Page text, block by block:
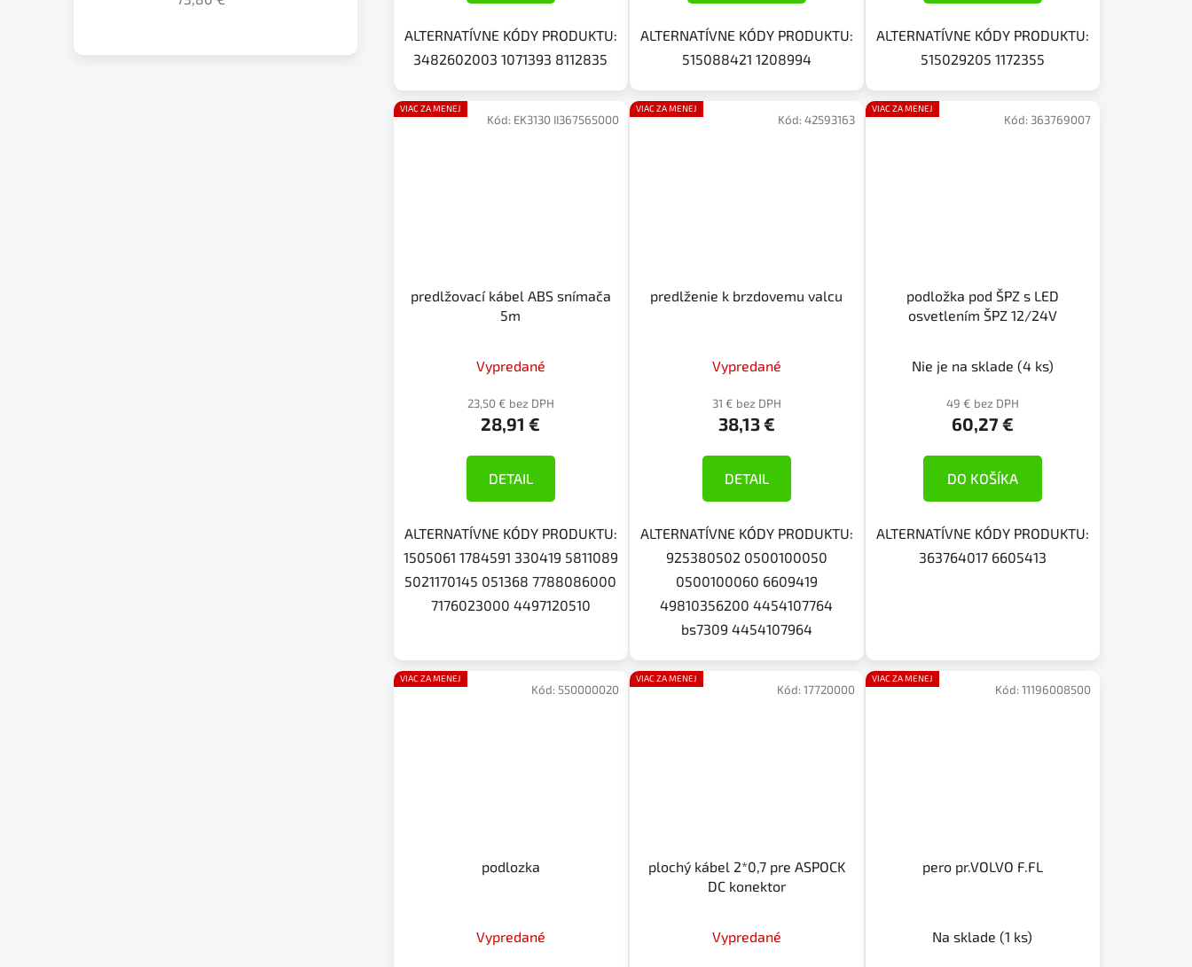
ALTERNATÍVNE KÓDY PRODUKTU:
3482602003 1071393 8112835
ALTERNATÍVNE KÓDY PRODUKTU:
515088421 1208994
ALTERNATÍVNE KÓDY PRODUKTU:
515029205 1172355
VIAC ZA MENEJ
predlžovací kábel ABS snímača
5m
Vypredané
23,50 € bez DPH
28,91 €
DETAIL
ALTERNATÍVNE KÓDY PRODUKTU:
1505061 1784591 330419 5811089
5021170145 051368 7788086000
7176023000 4497120510
Kód: EK3130 II367565000
VIAC ZA MENEJ
predlženie k brzdovemu valcu
Vypredané
31 € bez DPH
38,13 €
DETAIL
ALTERNATÍVNE KÓDY PRODUKTU:
925380502 0500100050
0500100060 6609419
49810356200 4454107764
bs7309 4454107964
Kód: 42593163
VIAC ZA MENEJ
podložka pod ŠPZ s LED
osvetlením ŠPZ 12/24V
Nie je na sklade (4 ks)
49 € bez DPH
60,27 €
DO KOŠÍKA
ALTERNATÍVNE KÓDY PRODUKTU:
363764017 6605413
Kód: 363769007
VIAC ZA MENEJ
podlozka
Vypredané
Kód: 550000020
VIAC ZA MENEJ
plochý kábel 2*0,7 pre ASPOCK
DC konektor
Vypredané
Kód: 17720000
VIAC ZA MENEJ
pero pr.VOLVO F.FL
Na sklade(1 ks)
Kód: 11196008500